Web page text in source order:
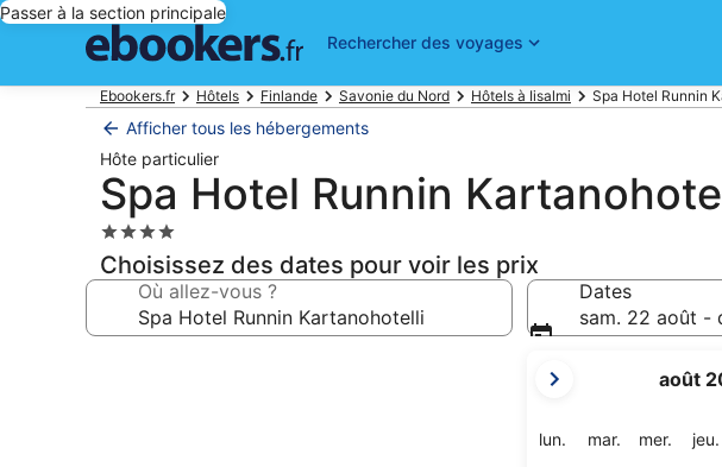
Passer à la section principale
Rechercher des voyages
Ebookers.fr Hôtels Finlande Savonie du Nord Hôtels à Iisalmi Spa Hotel Runnin
Afficher tous les hébergements
Hôte particulier
Spa Hotel Runnin
Hébergement
4.0 étoiles
Choisissez des dates pour voir les prix
Où allez-vous ?
Dates
sam. 22 août -
mois
sont
août
lun. lundimar. mardi
mer. jeu.